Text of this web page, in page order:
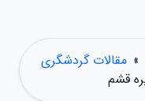
» مقالات گردشگری